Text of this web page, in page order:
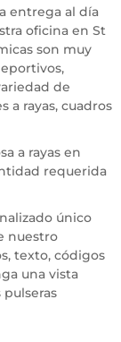
entrega al día
oficina en St
son muy
de
a rayas, cuadros
a rayas en
requerida
único
nuestro
texto, códigos
una vista